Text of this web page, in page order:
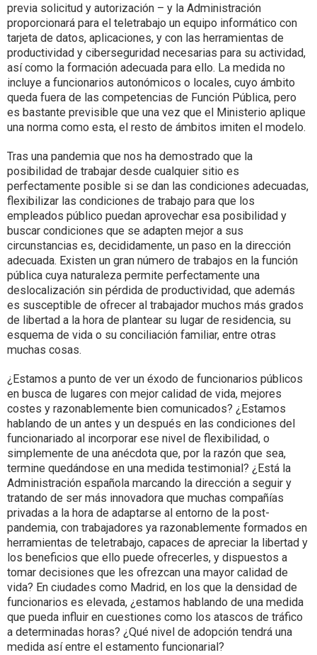
previa solicitud y autorización – y la Administración
proporcionará para el teletrabajo un equipo informático con
tarjeta de datos, aplicaciones, y con las herramientas de
productividad y ciberseguridad necesarias para su actividad,
así como la formación adecuada para ello. La medida no
incluye a funcionarios autonómicos o locales, cuyo ámbito
queda fuera de las competencias de Función Pública, pero
es bastante previsible que una vez que el Ministerio aplique
una norma como esta, el resto de ámbitos imiten el modelo.
Tras una pandemia que nos ha demostrado que la
posibilidad de trabajar desde cualquier sitio es
perfectamente posible si se dan las condiciones adecuadas,
flexibilizar las condiciones de trabajo para que los
empleados público puedan aprovechar esa posibilidad y
buscar condiciones que se adapten mejor a sus
circunstancias es, decididamente, un paso en la dirección
adecuada. Existen un gran número de trabajos en la función
pública cuya naturaleza permite perfectamente una
deslocalización sin pérdida de productividad, que además
es susceptible de ofrecer al trabajador muchos más grados
de libertad a la hora de plantear su lugar de residencia, su
esquema de vida o su conciliación familiar, entre otras
muchas cosas.
¿Estamos a punto de ver un éxodo de funcionarios públicos
en busca de lugares con mejor calidad de vida, mejores
costes y razonablemente bien comunicados? ¿Estamos
hablando de un antes y un después en las condiciones del
funcionariado al incorporar ese nivel de flexibilidad, o
simplemente de una anécdota que, por la razón que sea,
termine quedándose en una medida testimonial? ¿Está la
Administración española marcando la dirección a seguir y
tratando de ser más innovadora que muchas compañías
privadas a la hora de adaptarse al entorno de la post-
pandemia, con trabajadores ya razonablemente formados en
herramientas de teletrabajo, capaces de apreciar la libertad y
los beneficios que ello puede ofrecerles, y dispuestos a
tomar decisiones que les ofrezcan una mayor calidad de
vida? En ciudades como Madrid, en los que la densidad de
funcionarios es elevada, ¿estamos hablando de una medida
que pueda influir en cuestiones como los atascos de tráfico
a determinadas horas? ¿Qué nivel de adopción tendrá una
medida así entre el estamento funcionarial?